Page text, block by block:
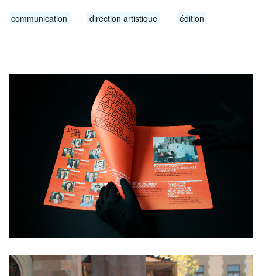
communication direction artistique édition